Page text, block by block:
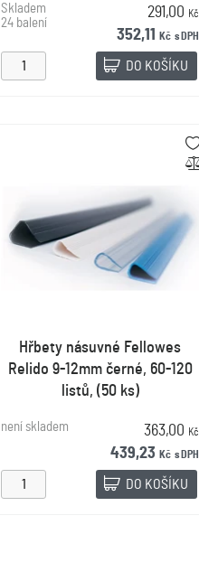
Skladem
24 balení
291,00 Kč
352,11Kč s DPH
DO KOŠÍKU
Hřbety násuvné Fellowes
Relido 9-12mm černé, 60-120
listů, (50 ks)
není skladem 363,00 Kč
439,23Kč s DPH
DO KOŠÍKU